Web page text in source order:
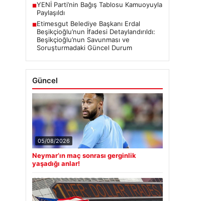
■YENİ Parti’nin Bağış Tablosu Kamuoyuyla
Paylaşıldı
■Etimesgut Belediye Başkanı Erdal
Beşikçioğlu’nun İfadesi Detaylandırıldı:
Beşikçioğlu’nun Savunması ve
Soruşturmadaki Güncel Durum
Güncel
05/08/2026
Neymar’ın maç sonrası gerginlik
yaşadığı anlar!